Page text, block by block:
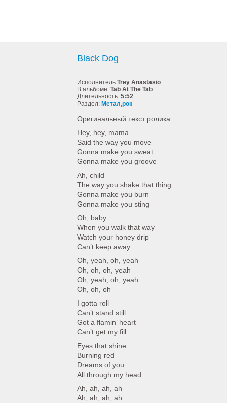
Black Dog
Исполнитель:Trey Anastasio
В альбоме: Tab At The Tab
Длительность: 5:52
Раздел: Метал,рок
Оригинальный текст ролика:
Hey, hey, mama
Said the way you move
Gonna make you sweat
Gonna make you groove
Ah, child
The way you shake that thing
Gonna make you burn
Gonna make you sting
Oh, baby
When you walk that way
Watch your honey drip
Can’t keep away
Oh, yeah, oh, yeah
Oh, oh, oh, yeah
Oh, yeah, oh, yeah
Oh, oh, oh
I gotta roll
Can’t stand still
Got a flamin’ heart
Can’t get my fill
Eyes that shine
Burning red
Dreams of you
All through my head
Ah, ah, ah, ah
Ah, ah, ah, ah